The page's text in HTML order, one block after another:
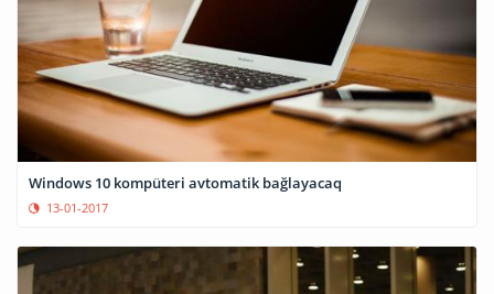
Windows 10 kompüteri avtomatik bağlayacaq
13-01-2017